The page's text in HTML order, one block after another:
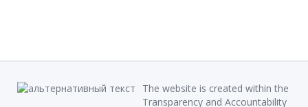
The website is created within the
Transparency and Accountability